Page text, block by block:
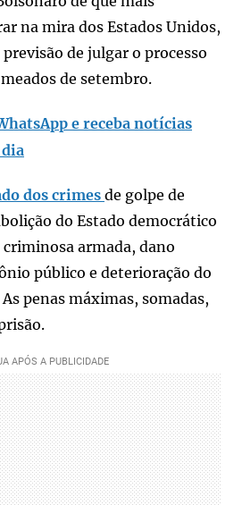
na mira dos Estados Unidos,
de julgar o processo
de setembro.
e receba notícias
dos crimesde golpe de
do Estado democrático
armada, dano
público e deterioração do
penas máximas, somadas,